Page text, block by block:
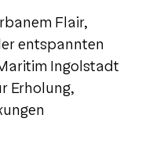
Flair,
entspannten
Ingolstadt
Erholung,